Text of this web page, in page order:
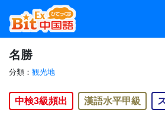
名勝
分類： 観光地
中検3級頻出 漢語水平甲級